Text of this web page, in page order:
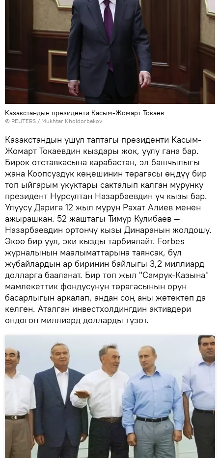
Казакстандын президенти Касым-Жомарт Токаев
© REUTERS / Mukhtar Kholdorbekov
Казакстандын ушул таптагы президенти Касым-
Жомарт Токаевдин кыздары жок, уулу гана бар.
Бирок отставкасына карабастан, эл башчылыгы
жана Коопсуздук кеңешинин төрагасы өңдүү бир
топ ыйгарым укуктары сакталып калган мурунку
президент Нурсултан Назарбаевдин үч кызы бар.
Улуусу Дарига 12 жыл мурун Рахат Алиев менен
ажырашкан. 52 жаштагы Тимур Кулибаев —
Назарбаевдин ортончу кызы Динаранын жолдошу.
Экөө бир уул, эки кызды тарбиялайт. Forbes
журналынын маалыматтарына таянсак, бул
жубайлардын ар биринин байлыгы 3,2 миллиард
долларга бааланат. Бир топ жыл "Самрук-Казына"
мамлекеттик фондусунун төрагасынын орун
басарлыгын аркалап, андан соң аны жетектеп да
келген. Аталган инвестхолдингдин активдери
ондогон миллиард долларды түзөт.